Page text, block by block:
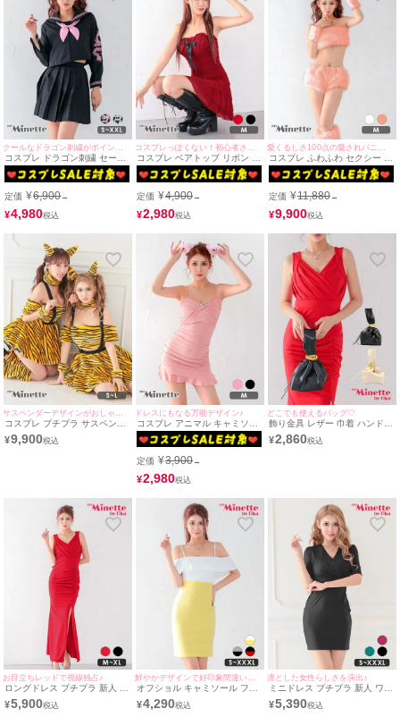
コスプレ ドラゴン刺繍 セーラ
ー制服 ミニ スカート ペア 長
袖 [4点セット] (セーラー服上
XXL)
定価 ¥6,900→
¥4,980
コスプレ ベアトップ リボン タ
イト ミニ セクシー ねこ[2点セ
ット] (ワンピース/カチューシ
定価 ¥4,900→
¥2,980
コスプレ ふわふわ セクシー セ
ットアップ ベアトップ アニマ
ル バニー [5点セット] (トップ
カバー/レッグカバー)
定価 ¥11,880→
¥9,900
コスプレ プチプラ サスペンダ
ー オフショル へそ出し ガーリ
ー フレアスカート ペア 鬼 ア
¥9,900
ドレスにもなる万能デザイン♪
コスプレ アニマル キャミソー
ル パール タイトスカート 猫コ
ス
定価 ¥3,900→
¥2,980
どこでも使えるバッグ♡
飾り金具 レザー 巾着 ハンドバ
ッグ
¥2,860
お目立ちレッドで視線独占♪
ロングドレス プチプラ 新人 タ
イト セクシー スリット ノース
リーブ 谷間 赤 キャバドレス
¥5,900
鮮やかデザインで好印象間違いなし♪
オフショル キャミソール フリ
ル 肩あき ウエスト切り替え タ
イト ミニドレス(Sサイズ～
¥4,290
凛とした女性らしさを演出♪
ミニドレス プチプラ 新人 ワン
ピース ラウンジ 半袖 低身長
胸元隠し スナック 同伴 Vネッ
¥5,390